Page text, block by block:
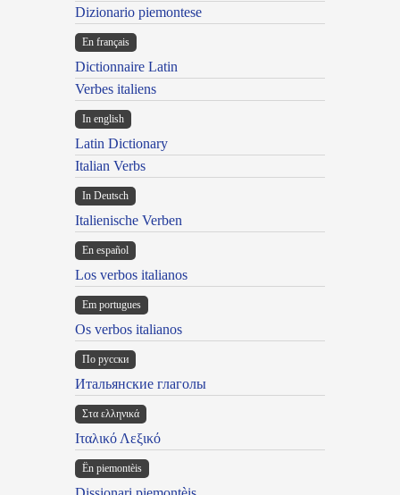
Dizionario piemontese
En français
Dictionnaire Latin
Verbes italiens
In english
Latin Dictionary
Italian Verbs
In Deutsch
Italienische Verben
En español
Los verbos italianos
Em portugues
Os verbos italianos
По русски
Итальянские глаголы
Στα ελληνικά
Ιταλικό Λεξικό
Ën piemontèis